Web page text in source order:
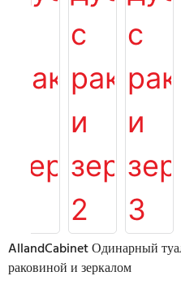
AllandCabinet Одинарный
раковиной и зеркалом